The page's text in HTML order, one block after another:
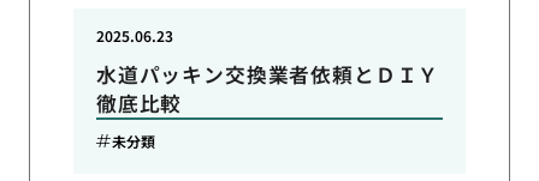
水道パッキン交換業者依頼とＤＩＹ
徹底比較
2025.06.23
未分類